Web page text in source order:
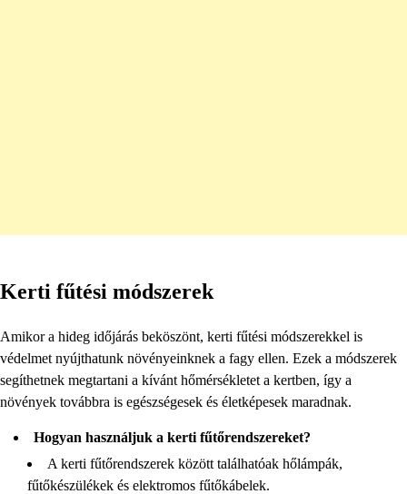
Kerti fűtési módszerek
Amikor a hideg időjárás beköszönt, kerti fűtési módszerekkel is
védelmet nyújthatunk növényeinknek a fagy ellen. Ezek a módszerek
segíthetnek megtartani a kívánt hőmérsékletet a kertben, így a
növények továbbra is egészségesek és életképesek maradnak.
Hogyan használjuk a kerti fűtőrendszereket?
A kerti fűtőrendszerek között találhatóak hőlámpák,
fűtőkészülékek és elektromos fűtőkábelek.